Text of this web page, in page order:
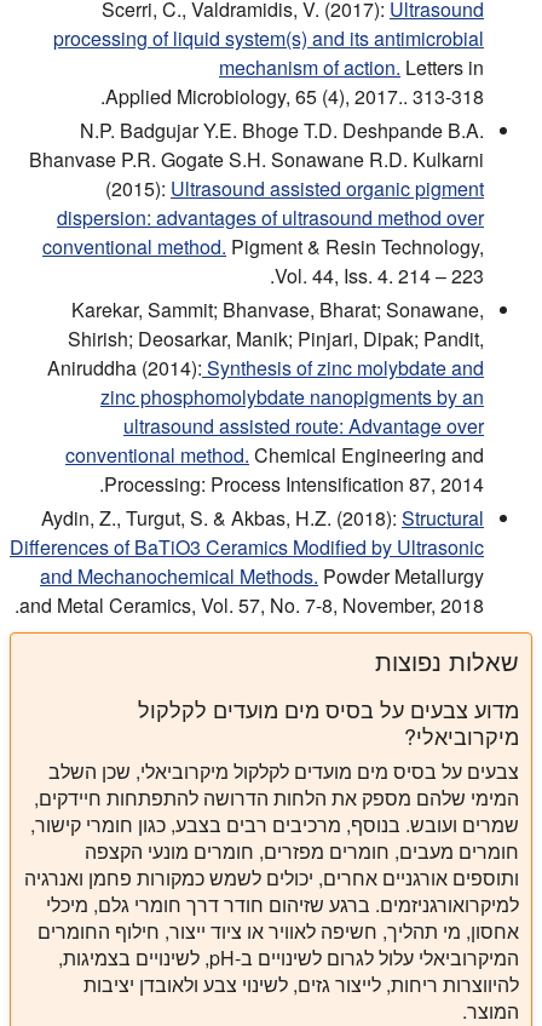
Scerri, C., Valdramidis, V. (2017): Ultrasound
processing of liquid system(s) and its antimicrobial
mechanism of action. Letters in
Applied Microbiology, 65 (4), 2017.. 313-318.
N.P. Badgujar Y.E. Bhoge T.D. Deshpande B.A.
Bhanvase P.R. Gogate S.H. Sonawane R.D. Kulkarni
(2015): Ultrasound assisted organic pigment
dispersion: advantages of ultrasound method over
conventional method. Pigment & Resin Technology,
Vol. 44, Iss. 4. 214 – 223.
Karekar, Sammit; Bhanvase, Bharat; Sonawane,
Shirish; Deosarkar, Manik; Pinjari, Dipak; Pandit,
Aniruddha (2014): Synthesis of zinc molybdate and
zinc phosphomolybdate nanopigments by an
ultrasound assisted route: Advantage over
conventional method. Chemical Engineering and
Processing: Process Intensification 87, 2014.
Aydin, Z., Turgut, S. & Akbas, H.Z. (2018): Structural
Differences of BaTiO3 Ceramics Modified by Ultrasonic
and Mechanochemical Methods. Powder Metallurgy
and Metal Ceramics, Vol. 57, No. 7-8, November, 2018.
שאלות נפוצות
מדוע צבעים על בסיס מים מועדים לקלקול
מיקרוביאלי?
צבעים על בסיס מים מועדים לקלקול מיקרוביאלי, שכן השלב
המימי שלהם מספק את הלחות הדרושה להתפתחות חיידקים,
שמרים ועובש. בנוסף, מרכיבים רבים בצבע, כגון חומרי קישור,
חומרים מעבים, חומרים מפזרים, חומרים מונעי הקצפה
ותוספים אורגניים אחרים, יכולים לשמש כמקורות פחמן ואנרגיה
למיקרואורגניזמים. ברגע שזיהום חודר דרך חומרי גלם, מיכלי
אחסון, מי תהליך, חשיפה לאוויר או ציוד ייצור, חילוף החומרים
המיקרוביאלי עלול לגרום לשינויים ב-pH, לשינויים בצמיגות,
להיווצרות ריחות, לייצור גזים, לשינוי צבע ולאובדן יציבות
המוצר.